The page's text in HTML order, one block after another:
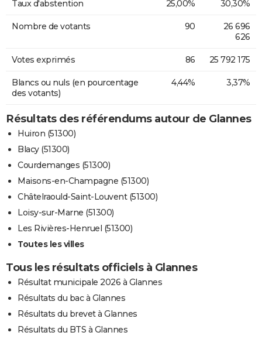
Taux d'abstention 25,00% 30,30%
Nombre de votants 90
26 696
626
Votes exprimés 86 25 792 175
Blancs ou nuls (en pourcentage
des votants)
4,44% 3,37%
Résultats des référendums autour de Glannes
Huiron (51300)
Blacy (51300)
Courdemanges (51300)
Maisons-en-Champagne (51300)
Châtelraould-Saint-Louvent (51300)
Loisy-sur-Marne (51300)
Les Rivières-Henruel (51300)
Toutes les villes
Tous les résultats officiels à Glannes
Résultat municipale 2026 à Glannes
Résultats du bac à Glannes
Résultats du brevet à Glannes
Résultats du BTS à Glannes